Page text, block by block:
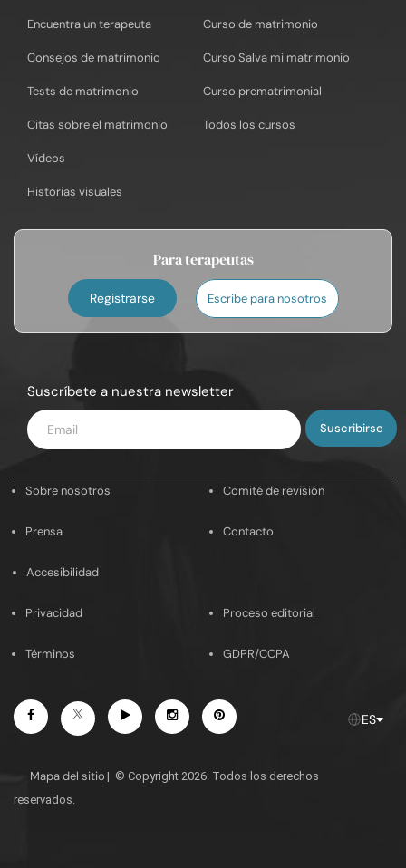
Encuentra un terapeuta
Consejos de matrimonio
Tests de matrimonio
Citas sobre el matrimonio
Vídeos
Historias visuales
Curso de matrimonio
Curso Salva mi matrimonio
Curso prematrimonial
Todos los cursos
Para terapeutas
Registrarse Escribe para nosotros
Suscríbete a nuestra newsletter
Introduce
tu
Sobre nosotros Comité de revisión
Prensa Contacto
Accesibilidad
Privacidad Proceso editorial
Términos GDPR/CCPA
FacebookTwitterYoutubeInstagramPinterest ES
Mapa del sitio | © Copyright 2026. Todos los derechos
reservados.